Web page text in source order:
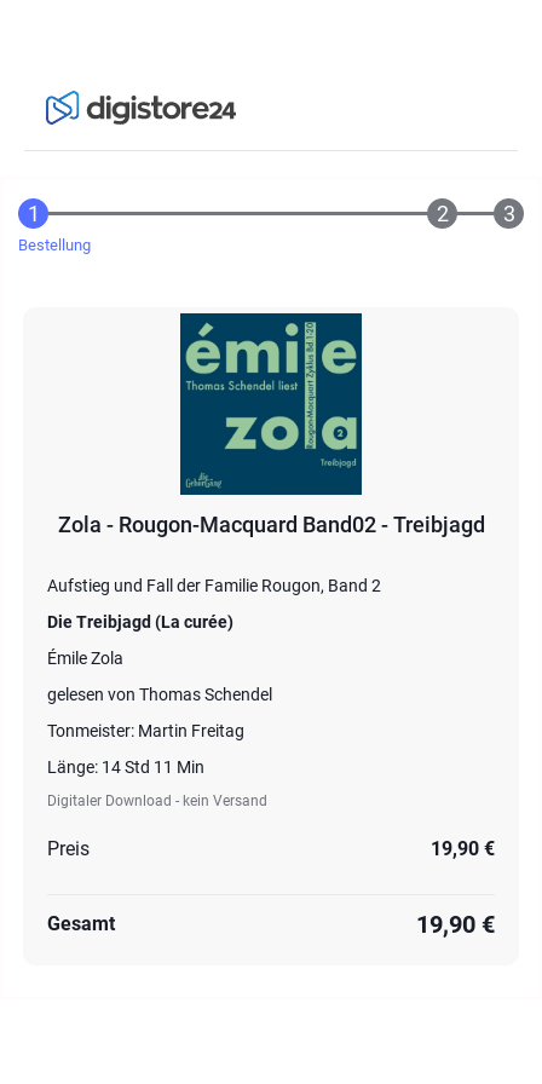
Bestellung
Zola - Rougon-Macquard Band02 - Treibjagd
Aufstieg und Fall der Familie Rougon, Band 2
Die Treibjagd (La curée)
Émile Zola
gelesen von Thomas Schendel
Tonmeister: Martin Freitag
Länge: 14 Std 11 Min
Digitaler Download - kein Versand
Preis 19,90 €
Gesamt 19,90 €